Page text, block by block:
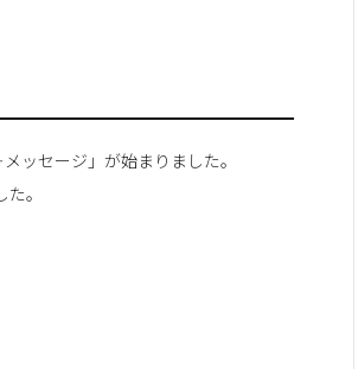
ッセージ」が始まりました。
。